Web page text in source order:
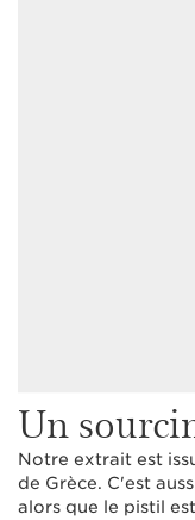
Un
Notre extrait est
de Grèce. C'est
alors que le pistil